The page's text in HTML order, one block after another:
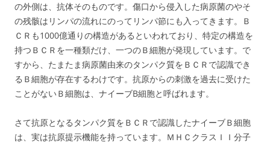
の外側は、抗体そのものです。傷口から侵入した病原菌のやそ
の残骸はリンパの流れにのってリンパ節にも入ってきます。Ｂ
ＣＲも1000億通りの構造があるといわれており、特定の構造を
持つＢＣＲを一種類だけ、一つのＢ細胞が発現しています。で
すから、たまたま病原菌由来のタンパク質をＢＣＲで認識でき
るＢ細胞が存在するわけです。抗原からの刺激を過去に受けた
ことがないＢ細胞は、ナイーブB細胞と呼ばれます。
さて抗原となるタンパク質をＢＣＲで認識したナイーブＢ細胞
は、実は抗原提示機能を持っています。ＭＨＣクラスＩＩ分子